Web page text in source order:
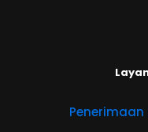
Penerimaan